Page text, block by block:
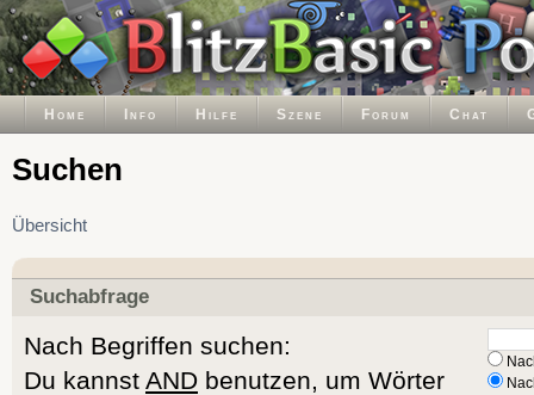
Home Info Hilfe Szene Forum Chat
Suchen
Übersicht
Suchabfrage
Nach Begriffen suchen:
Du kannst AND benutzen, um Wörter